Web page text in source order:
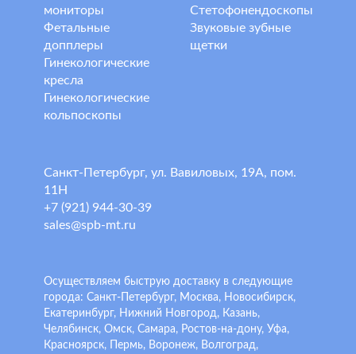
мониторы
Фетальные
допплеры
Гинекологические
кресла
Гинекологические
кольпоскопы
Стетофонендоскопы
Звуковые зубные
щетки
Санкт-Петербург, ул. Вавиловых, 19А, пом.
11Н
+7 (921) 944-30-39
sales@spb-mt.ru
Осуществляем быструю доставку в следующие
города: Санкт-Петербург, Москва, Новосибирск,
Екатеринбург, Нижний Новгород, Казань,
Челябинск, Омск, Самара, Ростов-на-дону, Уфа,
Красноярск, Пермь, Воронеж, Волгоград,